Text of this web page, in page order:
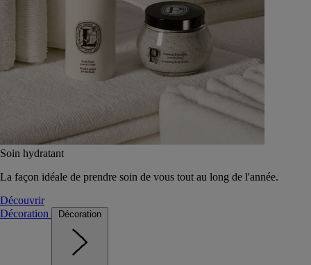
Soin hydratant
La façon idéale de prendre soin de vous tout au long de l'année.
Découvrir
Décoration
Décoration